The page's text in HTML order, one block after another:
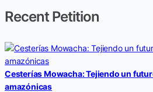
Recent Petition
Cesterías Mowacha: Tejiendo un
amazónicas